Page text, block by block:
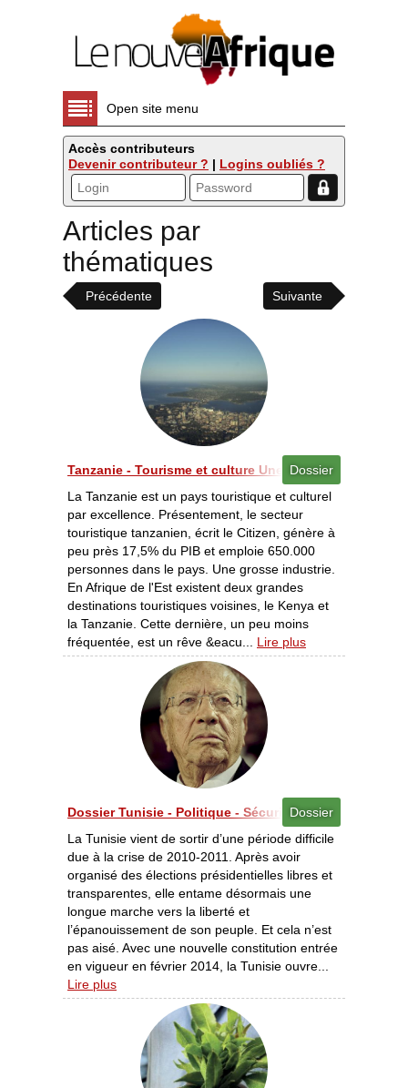
Open site menu
Accès contributeurs
Devenir contributeur ? | Logins oubliés ?
Articles par
thématiques
Précédente Suivante
Dossier
Tanzanie - Tourisme et culture Une diversité à
La Tanzanie est un pays touristique et culturel
par excellence. Présentement, le secteur
touristique tanzanien, écrit le Citizen, génère à
peu près 17,5% du PIB et emploie 650.000
personnes dans le pays. Une grosse industrie.
En Afrique de l'Est existent deux grandes
destinations touristiques voisines, le Kenya et
la Tanzanie. Cette dernière, un peu moins
fréquentée, est un rêve &eacu... Lire plus
Dossier
Dossier Tunisie - Politique - Sécurité et stabilité au
La Tunisie vient de sortir d’une période difficile
due à la crise de 2010-2011. Après avoir
organisé des élections présidentielles libres et
transparentes, elle entame désormais une
longue marche vers la liberté et
l’épanouissement de son peuple. Et cela n’est
pas aisé. Avec une nouvelle constitution entrée
en vigueur en février 2014, la Tunisie ouvre...
Lire plus